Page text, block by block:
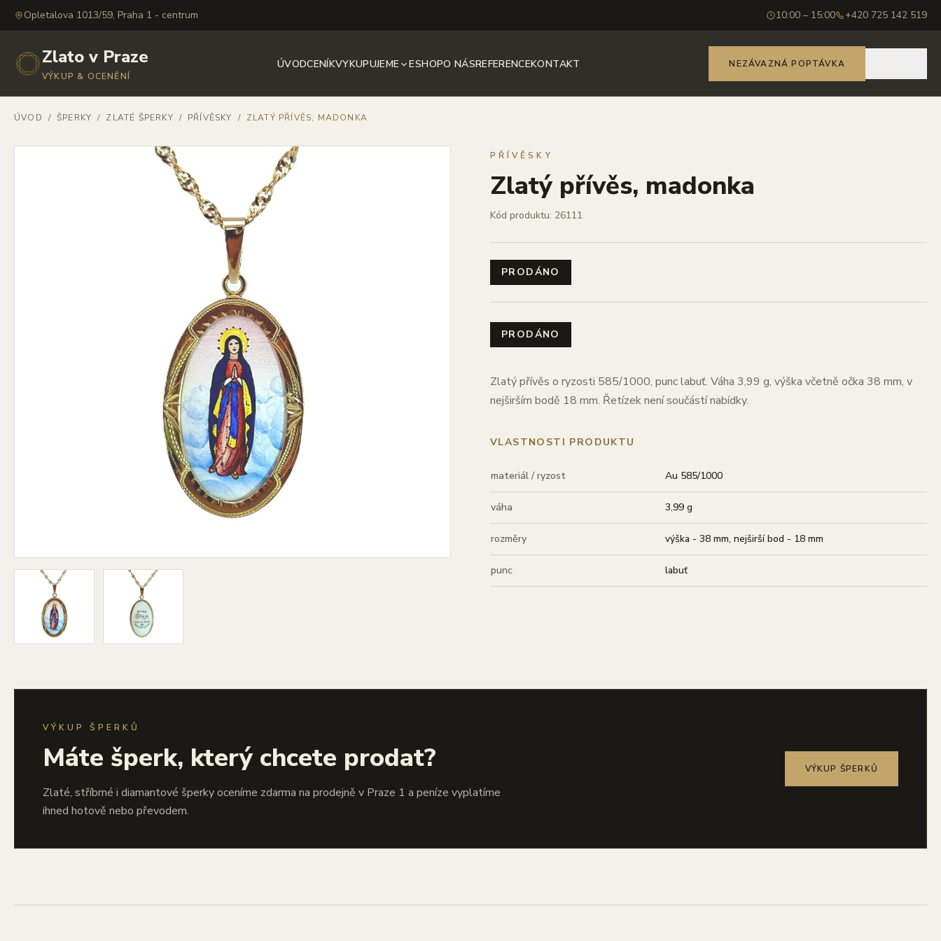
Opletalova 1013/59, Praha 1 - centrum 10:00 – 15:00 +420 725 142 519
Zlato v Praze
VÝKUP & OCENĚNÍ
ÚVODCENÍKVYKUPUJEME ESHOPO NÁSREFERENCEKONTAKT NEZÁVAZNÁ POPTÁVKA
ÚVOD / ŠPERKY / ZLATÉ ŠPERKY / PŘÍVĚSKY / ZLATÝ PŘÍVĚS, MADONKA
PŘÍVĚSKY
Zlatý přívěs, madonka
Kód produktu: 26111
PRODÁNO
PRODÁNO
Zlatý přívěs o ryzosti 585/1000, punc labuť. Váha 3,99 g, výška včetně očka 38 mm, v
nejširším bodě 18 mm. Řetízek není součástí nabídky.
VLASTNOSTI PRODUKTU
materiál / ryzost Au 585/1000
váha 3,99 g
rozměry výška - 38 mm, nejširší bod - 18 mm
punc labuť
VÝKUP ŠPERKŮ
Máte šperk, který chcete prodat?
Zlaté, stříbrné i diamantové šperky oceníme zdarma na prodejně v Praze 1 a peníze vyplatíme
ihned hotově nebo převodem.
VÝKUP ŠPERKŮ